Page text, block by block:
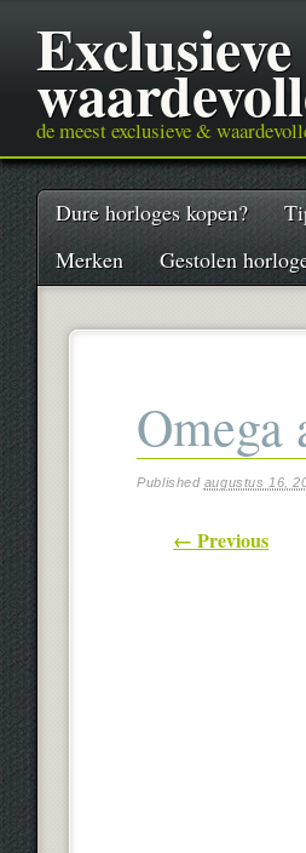
de meest exclusieve &
Main menu
Skip
content
Dure horloges kopen?
Merken
Gestolen
Omega
Published augustus 16,
← Previous